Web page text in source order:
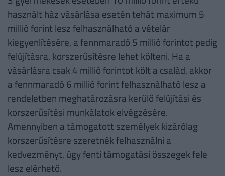
használt ház vásárlása esetén tehát maximum 5
millió forint lesz felhasználható a vételár
kiegyenlítésére, a fennmaradó 5 millió forintot pedig
felújításra, korszerűsítésre lehet költeni. Ha a
vásárlásra csak 4 millió forintot költ a család, akkor
a fennmaradó 6 millió forint felhasználható lesz a
rendeletben meghatározásra kerülő felújítási és
korszerűsítési munkálatok elvégzésére.
Amennyiben a támogatott személyek kizárólag
korszerűsítésre szeretnék felhasználni a
kedvezményt, úgy fenti támogatási összegek fele
lesz elérhető.